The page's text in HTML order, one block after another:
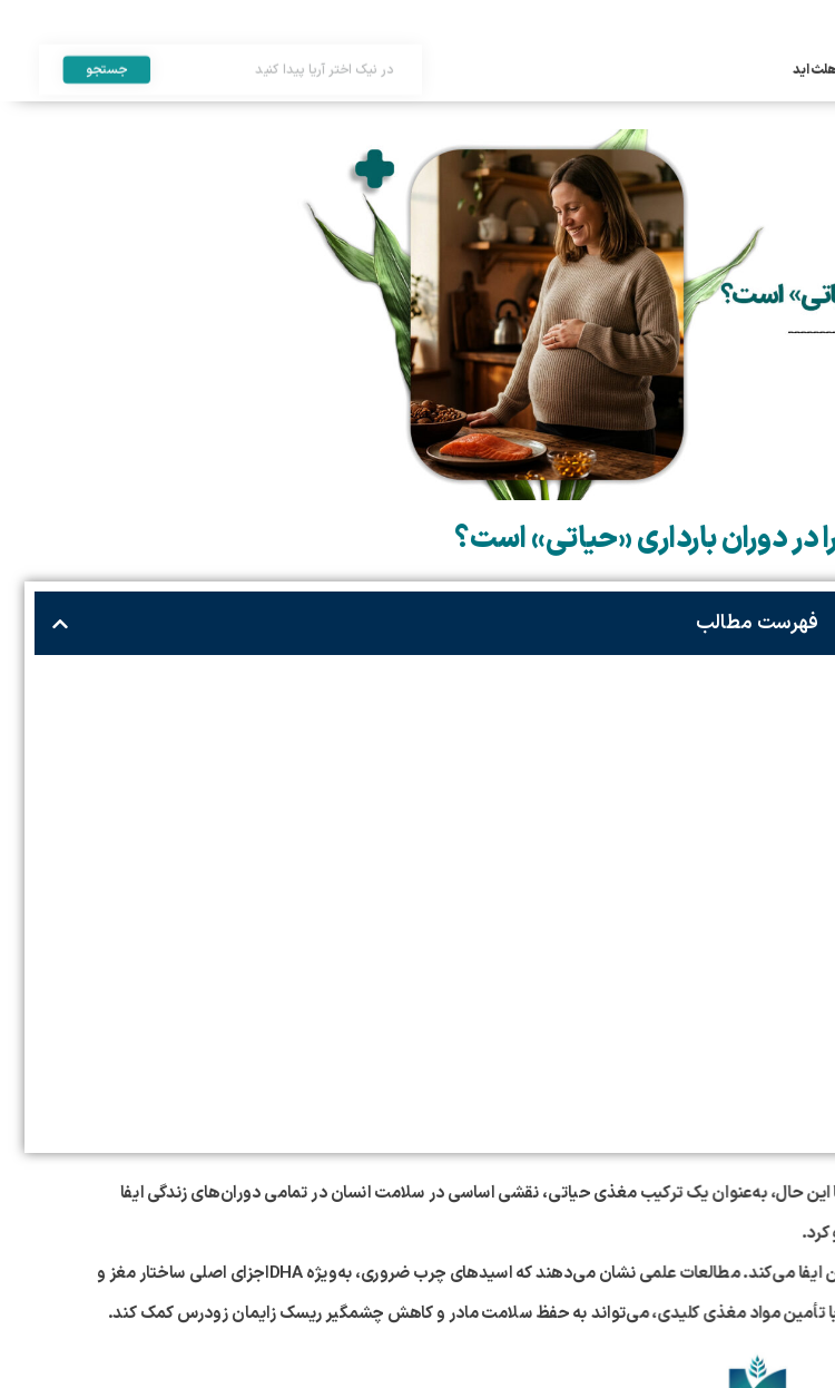
اید جستجو
فهرست مطالب
این حال، به‌عنوان یک ترکیب مغذی حیاتی، نقشی اساسی در سلامت انسان در تمامی دوران‌های زندگی ایفا
اجزای اصلی ساختار مغز و
تأمین مواد مغذی کلیدی، می‌تواند به حفظ سلامت مادر و کاهش چشمگیر ریسک زایمان زودرس کمک کند.